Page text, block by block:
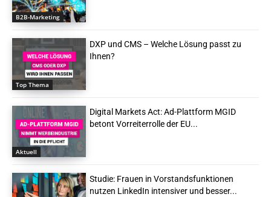
B2B-Marketing
Top Thema
DXP und CMS – Welche Lösung passt zu
Ihnen?
Aktuell
Digital Markets Act: Ad-Plattform MGID
betont Vorreiterrolle der EU...
Studie: Frauen in Vorstandsfunktionen
nutzen LinkedIn intensiver und besser...